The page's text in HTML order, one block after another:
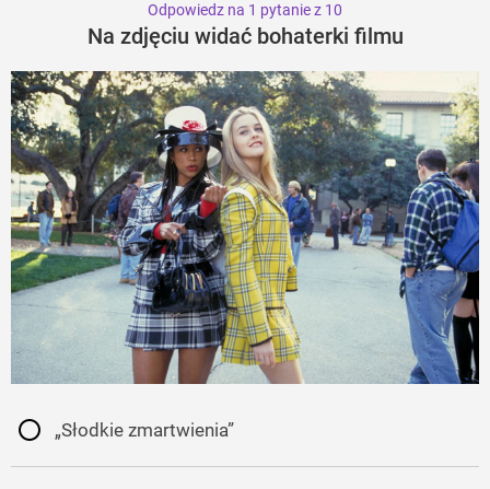
Odpowiedz na 1 pytanie z 10
Na zdjęciu widać bohaterki filmu
„Słodkie zmartwienia”